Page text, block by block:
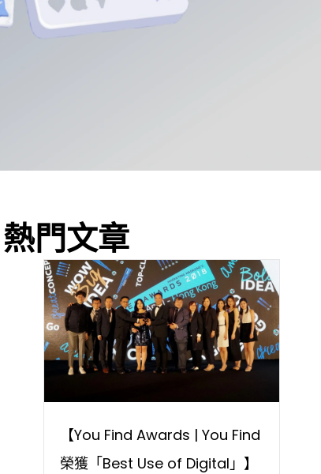
熱門文章
【You Find Awards | You Find
榮獲「Best Use of Digital」】